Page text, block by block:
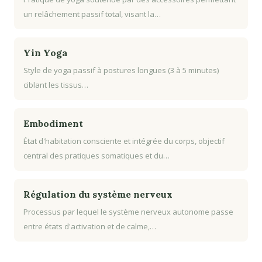
un relâchement passif total, visant la…
Yin Yoga
Style de yoga passif à postures longues (3 à 5 minutes)
ciblant les tissus…
Embodiment
État d'habitation consciente et intégrée du corps, objectif
central des pratiques somatiques et du…
Régulation du système nerveux
Processus par lequel le système nerveux autonome passe
entre états d'activation et de calme,…